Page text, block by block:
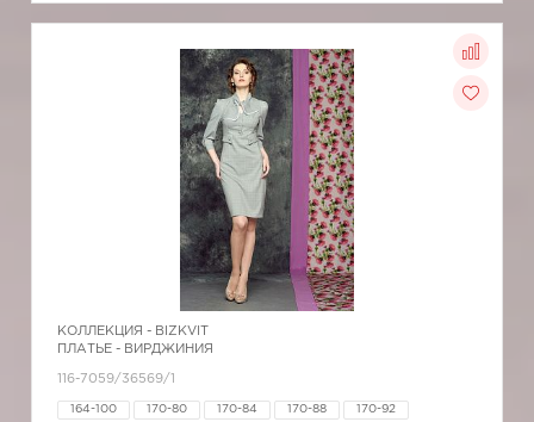
КОЛЛЕКЦИЯ - BIZKVIT
ПЛАТЬЕ - ВИРДЖИНИЯ
116-7059/36569/1
164-100 170-80 170-84 170-88 170-92